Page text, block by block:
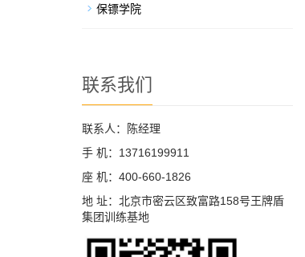
保镖学院
联系我们
联系人：陈经理
手 机：13716199911
座 机：400-660-1826
地 址：北京市密云区致富路158号王牌盾
集团训练基地